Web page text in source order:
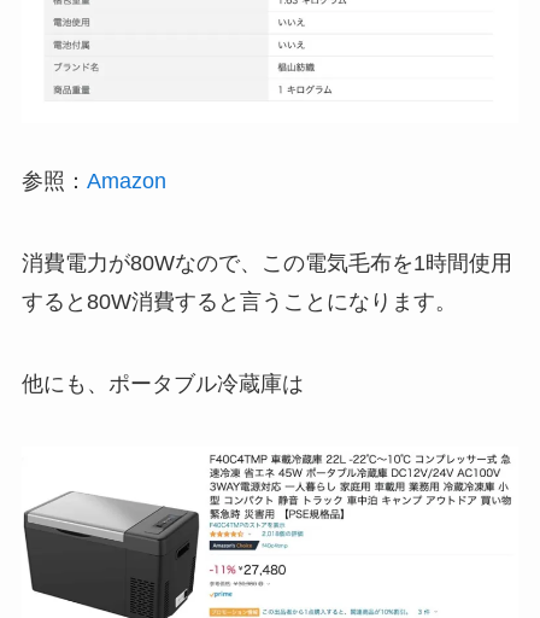
参照： Amazon
消費電力が80Wなので、この電気毛布を1時間使用
すると80W消費すると言うことになります。
他にも、ポータブル冷蔵庫は